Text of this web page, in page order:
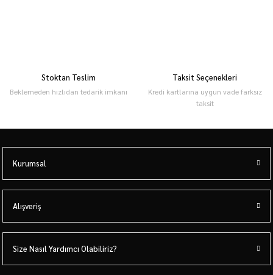
Stoktan Teslim
Beklemeden hızlıdan tedarik imkanı
Taksit Seçenekleri
Kredi kartlarına uygun vade farksız
taksit
Kurumsal
Alışveriş
Size Nasıl Yardımcı Olabiliriz?